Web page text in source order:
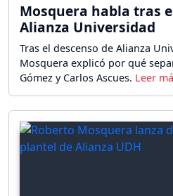
Mosquera habla tras
Alianza Universidad
Tras el descenso de Alianza
Mosquera explicó por qué
Gómez y Carlos Ascues.